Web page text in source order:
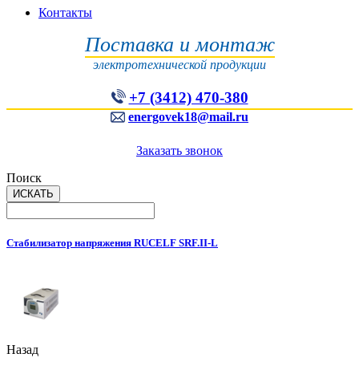
Контакты
Поставка и монтаж
электротехнической продукции
+7 (3412) 470-380
energovek18@mail.ru
Заказать звонок
Поиск
Стабилизатор напряжения RUCELF SRF.II-L
Назад